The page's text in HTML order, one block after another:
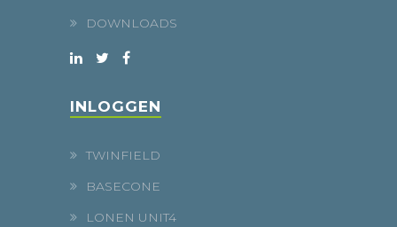
DOWNLOADS
INLOGGEN
TWINFIELD
BASECONE
LONEN UNIT4